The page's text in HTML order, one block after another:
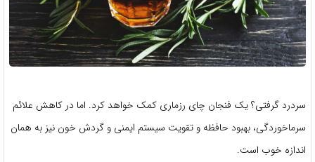
سردرد گرفتی؟ یک فنجان چای رزماری کمک خواهد کرد. اما در کاهش علائم
سرماخوردگی، بهبود حافظه و تقویت سیستم ایمنی و گردش خون نیز به همان
اندازه خوب است.